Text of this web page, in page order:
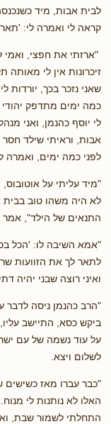
לבית אבות, מיד
קראה לי ואמרה לי:
"ארזתי את חפצי, ואמי
זיכרונות אין לי
שאני נזכר בכך,
כמה ימים מתדפק
לי יוסף כהנמן, ואני
אבות, וראיתי שילד
לפני כמה ימים, ואמרה
"מיד עליתי על
לא היה משהו טוב בבית
התנאים של הילד", אמר
"אמא השיבה לו: 'הכל
לתאר לך את הזוועות
ואיני רוצה שבני יהיה
"הרב כהנמן ניסה לדבר
ביקש כסא, התיישב
על עוד נשמה של עם
לשלום ויצא.
"כבר עברו מאז כשישים
האלו לא נותנות לי
התחלתי לשמור שבת,